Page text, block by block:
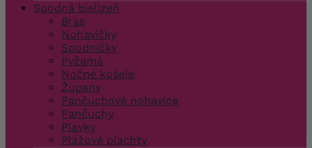
Spodná bielizeň
Bras
Nohavičky
Spodničky
Pyžamá
Nočné košele
Župany
Pančuchové nohavice
Pančuchy
Plavky
Plážové plachty